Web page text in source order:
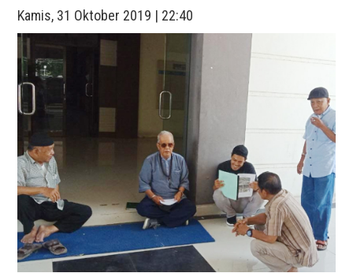
Kamis, 31 Oktober 2019 | 22:40